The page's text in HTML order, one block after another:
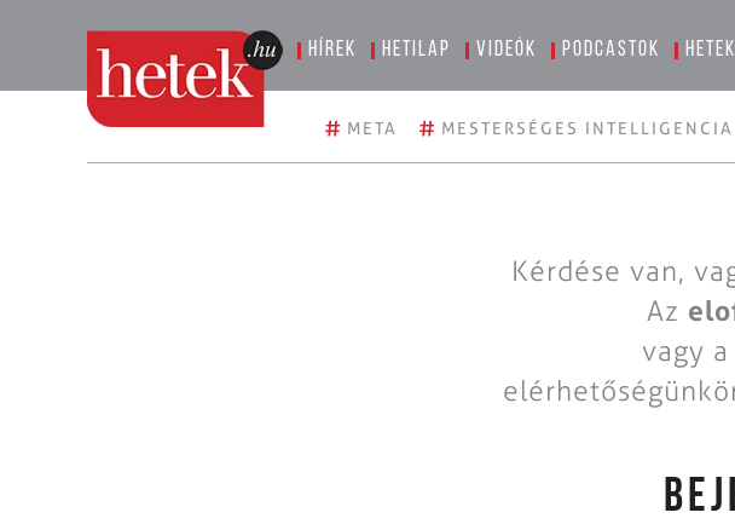
Hírek Hetilap Videók Podcastok
# META # MESTERSÉGES INTELLIGENCIA
Kérdése van,
Az
vagy a